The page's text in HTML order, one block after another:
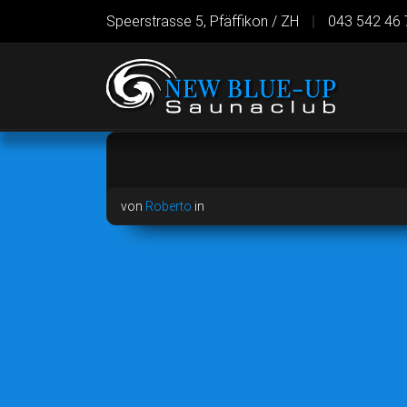
Speerstrasse 5, Pfäffikon / ZH | 043 542 46
von Roberto in